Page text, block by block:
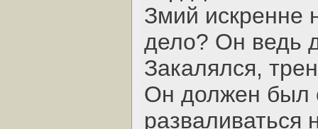
Змий искренне
дело? Он ведь
Закалялся,
Он должен был
разваливаться